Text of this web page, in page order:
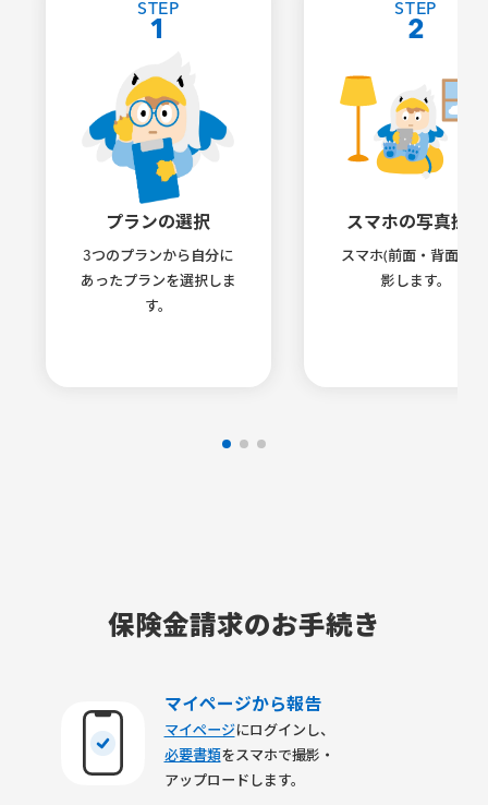
STEP
1
プランの選択
3つのプランから自分に
あったプランを選択しま
す。
STEP
2
スマホの写真撮影
スマホ(前面・背面)を
影します。
保険金請求のお手続き
マイページから報告
マイページにログインし、
必要書類をスマホで撮影・
アップロードします。